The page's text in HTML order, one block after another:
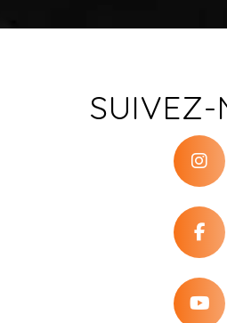
SUIVEZ-